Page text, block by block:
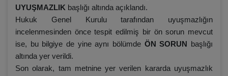
UYUŞMAZLIK başlığı altında açıklandı.
Hukuk Genel Kurulu tarafından uyuşmazlığın
incelenmesinden önce tespit edilmiş bir ön sorun mevcut
ise, bu bilgiye de yine aynı bölümde ÖN SORUN
başlığı
altında yer verildi.
Son olarak, tam metnine yer verilen kararda uyuşmazlık